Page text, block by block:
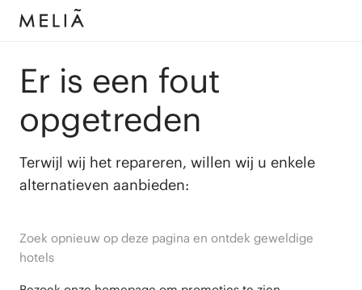
Er is een fout
opgetreden
Terwijl wij het repareren, willen wij u enkele
alternatieven aanbieden:
Zoek opnieuw op deze pagina en ontdek geweldige
hotels